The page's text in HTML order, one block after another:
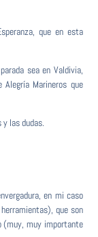
que en esta
sea en Valdivia,
Marineros que
las dudas.
en mi caso
que son
(muy, muy importante